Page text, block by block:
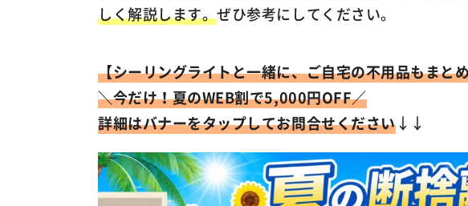
しく解説します。ぜひ参考にしてください。
【シーリングライトと一緒に、ご自宅の不用品もまと
＼今だけ！夏のWEB割で5,000円OFF／
詳細はバナーをタップしてお問合せください↓↓